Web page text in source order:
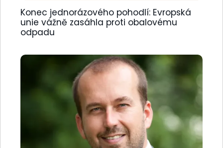
Konec jednorázového pohodlí: Evropská
unie vážně zasáhla proti obalovému
odpadu